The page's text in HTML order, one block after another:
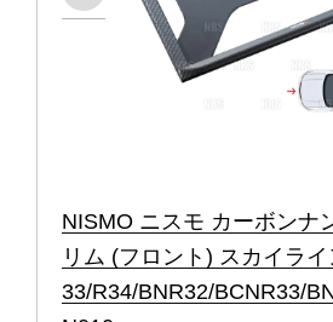
NISMO ニスモ カーボンナ
リム (フロント) スカイラ
33/R34/BNR32/BCNR33/